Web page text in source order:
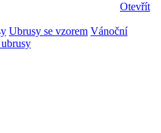
Otevřít
Ubrusy se vzorem Vánoční